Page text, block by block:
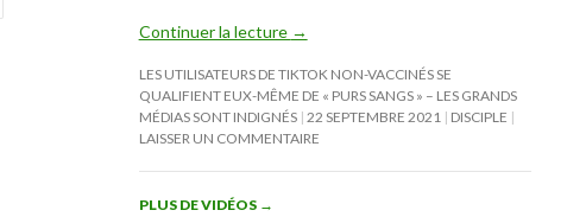
Continuer la lecture →
LES UTILISATEURS DE TIKTOK NON-VACCINÉS SE
QUALIFIENT EUX-MÊME DE « PURS SANGS » – LES GRANDS
MÉDIAS SONT INDIGNÉS 22 SEPTEMBRE 2021
DISCIPLE
LAISSER UN COMMENTAIRE
PLUS DE VIDÉOS →